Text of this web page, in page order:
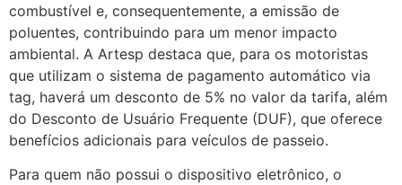
combustível e, consequentemente, a emissão de
poluentes, contribuindo para um menor impacto
ambiental. A Artesp destaca que, para os motoristas
que utilizam o sistema de pagamento automático via
tag, haverá um desconto de 5% no valor da tarifa, além
do Desconto de Usuário Frequente (DUF), que oferece
benefícios adicionais para veículos de passeio.
Para quem não possui o dispositivo eletrônico, o